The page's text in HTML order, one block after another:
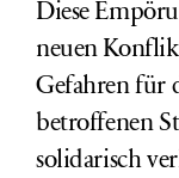
Diese
neuen
Gefahren für
betroffenen
solidarisch